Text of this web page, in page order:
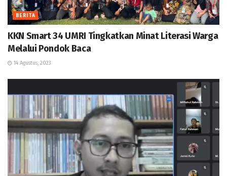
BERITA
KKN Smart 34 UMRI Tingkatkan Minat Literasi Warga
Melalui Pondok Baca
14 Agustus, 2023